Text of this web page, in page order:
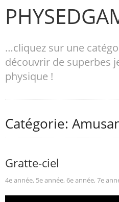
…cliquez sur une
découvrir de superbes
physique !
Catégorie:
Gratte-ciel
4e année, 5e année, 6e année, 7e